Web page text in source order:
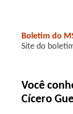
Boletim do
Site do
Você
Cícero